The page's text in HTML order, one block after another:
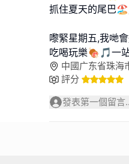
抓住夏天的尾巴
嚟緊星期五,我哋
吃喝玩樂🍖🎵一
中國广东省珠海
評分
發表第一個留言